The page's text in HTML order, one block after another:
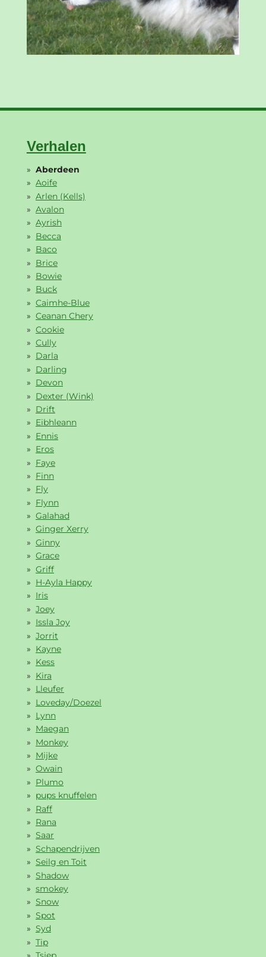
Verhalen
Aberdeen
Aoife
Arlen (Kells)
Avalon
Ayrish
Becca
Baco
Brice
Bowie
Buck
Caimhe-Blue
Ceanan Chery
Cookie
Cully
Darla
Darling
Devon
Dexter (Wink)
Drift
Eibhleann
Ennis
Eros
Faye
Finn
Fly
Flynn
Galahad
Ginger Xerry
Ginny
Grace
Griff
H-Ayla Happy
Iris
Joey
Issla Joy
Jorrit
Kayne
Kess
Kira
Lleufer
Loveday/Doezel
Lynn
Maegan
Monkey
Mijke
Owain
Plumo
pups knuffelen
Raff
Rana
Saar
Schapendrijven
Seilg en Toit
Shadow
smokey
Snow
Spot
Syd
Tip